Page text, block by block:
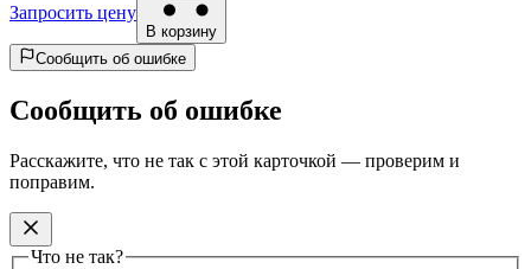
Запросить цену
В корзину
Сообщить об ошибке
Сообщить об ошибке
Расскажите, что не так с этой карточкой — проверим и
поправим.
Что не так?